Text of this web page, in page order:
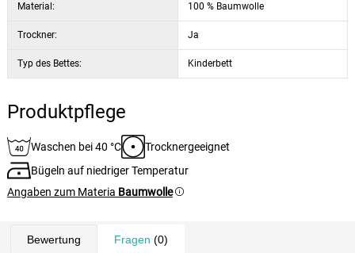
Material: 100 % Baumwolle
Trockner: Ja
Typ des Bettes: Kinderbett
Produktpflege
Waschen bei 40 °C
Trocknergeeignet
Bügeln auf niedriger Temperatur
Angaben zum Materia Baumwolle
Bewertung Fragen (0)